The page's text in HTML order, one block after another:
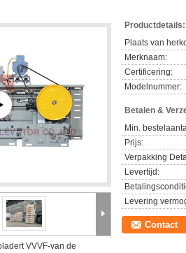
VVVF-van de
Productdetails:
Plaats van
Merknaam:
Certificering:
Modelnummer:
Betalen &
Min.
Prijs:
Verpakking
Levertijd:
Levering
Contact